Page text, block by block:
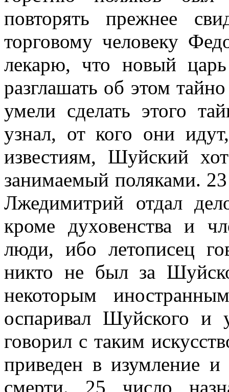
повторять прежнее
торговому человеку
лекарю, что новый
разглашать об этом
умели сделать этого
узнал, от кого они
известиям, Шуйский
занимаемый поляками.
Лжедимитрий отдал
кроме духовенства и
люди, ибо летописец
никто не был за
некоторым
оспаривал Шуйского и
говорил с таким
приведен в изумление
смерти. 25 число